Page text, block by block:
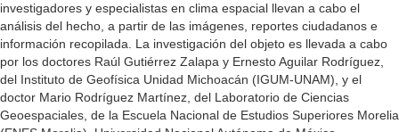
investigadores y especialistas en clima espacial llevan a cabo el
análisis del hecho, a partir de las imágenes, reportes ciudadanos e
información recopilada. La investigación del objeto es llevada a cabo
por los doctores Raúl Gutiérrez Zalapa y Ernesto Aguilar Rodríguez,
del Instituto de Geofísica Unidad Michoacán (IGUM-UNAM), y el
doctor Mario Rodríguez Martínez, del Laboratorio de Ciencias
Geoespaciales, de la Escuela Nacional de Estudios Superiores Morelia